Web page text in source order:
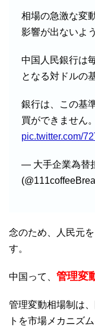
相場の急激な変
影響が出ないよ
中国人民銀行は
となる対ドルの
銀行は、この基
買ができません。
pic.twitter.com/
— 大手企業為替
念のため、人民元
す。
中国って、 管理変
管理変動相場制は
トを市場メカニズ